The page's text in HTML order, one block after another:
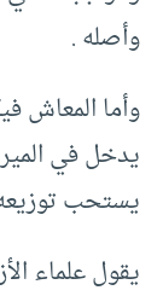
وأصله .
وأما المعاش
يدخل في
يستحب
يقول علماء